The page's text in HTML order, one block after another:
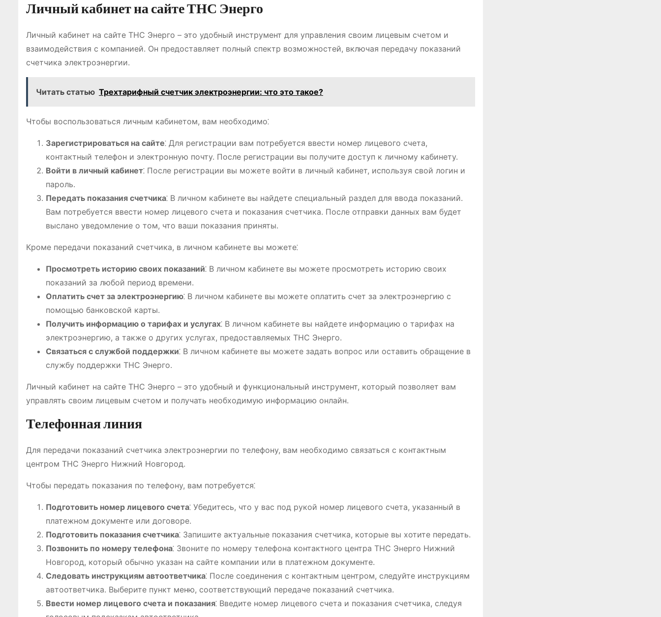
Личный кабинет на сайте ТНС Энерго
Личный кабинет на сайте ТНС Энерго – это удобный инструмент для управления своим лицевым счетом и
взаимодействия с компанией. Он предоставляет полный спектр возможностей, включая передачу показаний
счетчика электроэнергии.
Читать статью Трехтарифный счетчик электроэнергии: что это такое?
Чтобы воспользоваться личным кабинетом, вам необходимо⁚
Зарегистрироваться на сайте⁚ Для регистрации вам потребуется ввести номер лицевого счета,
контактный телефон и электронную почту. После регистрации вы получите доступ к личному кабинету.
Войти в личный кабинет⁚ После регистрации вы можете войти в личный кабинет, используя свой логин и
пароль.
Передать показания счетчика⁚ В личном кабинете вы найдете специальный раздел для ввода показаний.
Вам потребуется ввести номер лицевого счета и показания счетчика. После отправки данных вам будет
выслано уведомление о том, что ваши показания приняты.
Кроме передачи показаний счетчика, в личном кабинете вы можете⁚
Просмотреть историю своих показаний⁚ В личном кабинете вы можете просмотреть историю своих
показаний за любой период времени.
Оплатить счет за электроэнергию⁚ В личном кабинете вы можете оплатить счет за электроэнергию с
помощью банковской карты.
Получить информацию о тарифах и услугах⁚ В личном кабинете вы найдете информацию о тарифах на
электроэнергию, а также о других услугах, предоставляемых ТНС Энерго.
Связаться с службой поддержки⁚ В личном кабинете вы можете задать вопрос или оставить обращение в
службу поддержки ТНС Энерго.
Личный кабинет на сайте ТНС Энерго – это удобный и функциональный инструмент, который позволяет вам
управлять своим лицевым счетом и получать необходимую информацию онлайн.
Телефонная линия
Для передачи показаний счетчика электроэнергии по телефону, вам необходимо связаться с контактным
центром ТНС Энерго Нижний Новгород.
Чтобы передать показания по телефону, вам потребуется⁚
Подготовить номер лицевого счета⁚ Убедитесь, что у вас под рукой номер лицевого счета, указанный в
платежном документе или договоре.
Подготовить показания счетчика⁚ Запишите актуальные показания счетчика, которые вы хотите передать.
Позвонить по номеру телефона⁚ Звоните по номеру телефона контактного центра ТНС Энерго Нижний
Новгород, который обычно указан на сайте компании или в платежном документе.
Следовать инструкциям автоответчика⁚ После соединения с контактным центром, следуйте инструкциям
автоответчика. Выберите пункт меню, соответствующий передаче показаний счетчика.
Ввести номер лицевого счета и показания⁚ Введите номер лицевого счета и показания счетчика, следуя